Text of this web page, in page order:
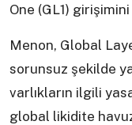
One (GL1)
Menon, Global
sorunsuz şekilde
varlıkların ilgili
global likidite